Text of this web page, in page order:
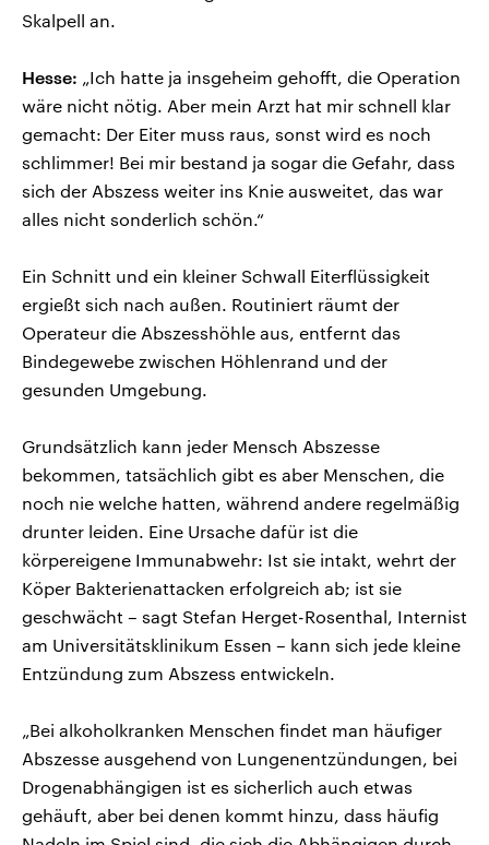
Skalpell an.
Hesse: „Ich hatte ja insgeheim gehofft, die Operation
wäre nicht nötig. Aber mein Arzt hat mir schnell klar
gemacht: Der Eiter muss raus, sonst wird es noch
schlimmer! Bei mir bestand ja sogar die Gefahr, dass
sich der Abszess weiter ins Knie ausweitet, das war
alles nicht sonderlich schön.“
Ein Schnitt und ein kleiner Schwall Eiterflüssigkeit
ergießt sich nach außen. Routiniert räumt der
Operateur die Abszesshöhle aus, entfernt das
Bindegewebe zwischen Höhlenrand und der
gesunden Umgebung.
Grundsätzlich kann jeder Mensch Abszesse
bekommen, tatsächlich gibt es aber Menschen, die
noch nie welche hatten, während andere regelmäßig
drunter leiden. Eine Ursache dafür ist die
körpereigene Immunabwehr: Ist sie intakt, wehrt der
Köper Bakterienattacken erfolgreich ab; ist sie
geschwächt – sagt Stefan Herget-Rosenthal, Internist
am Universitätsklinikum Essen – kann sich jede kleine
Entzündung zum Abszess entwickeln.
„Bei alkoholkranken Menschen findet man häufiger
Abszesse ausgehend von Lungenentzündungen, bei
Drogenabhängigen ist es sicherlich auch etwas
gehäuft, aber bei denen kommt hinzu, dass häufig